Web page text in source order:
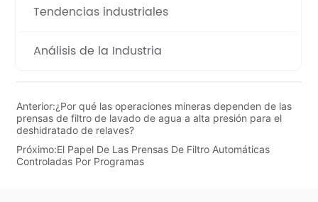
Tendencias industriales
Análisis de la Industria
Anterior:¿Por qué las operaciones mineras dependen de las
prensas de filtro de lavado de agua a alta presión para el
deshidratado de relaves?
Próximo:El Papel De Las Prensas De Filtro Automáticas
Controladas Por Programas